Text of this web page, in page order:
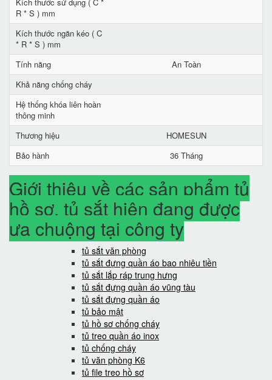
R * S ) mm
Kích thước ngăn kéo ( C
* R * S ) mm
Tính năng
An Toàn
Khả năng chống cháy
Hệ thống khóa liên hoàn
thông minh
Thương hiệu
HOMESUN
Bảo hành
36 Tháng
Giới thiệu về các sản phẩm tủ
hồ sơ, tủ sắt hiện đang được
ưa chuộng tại công ty
tủ sắt văn phòng
tủ sắt đựng quần áo bao nhiêu tiền
tủ sắt lắp ráp trung hưng
tủ sắt đựng quần áo vũng tàu
tủ sắt đựng quần áo
tủ bảo mật
tủ hồ sơ chống cháy
tủ treo quần áo inox
tủ chống cháy
tủ văn phòng K6
tủ file treo hồ sơ